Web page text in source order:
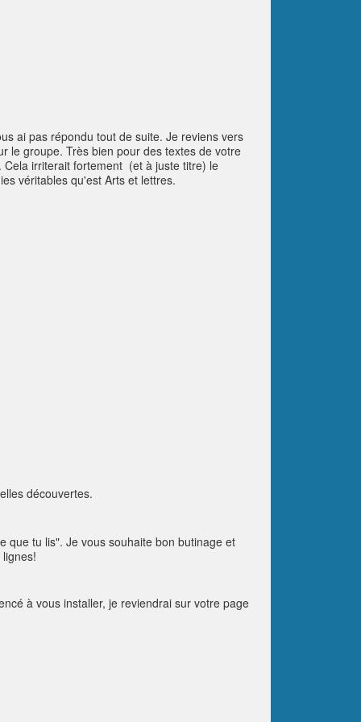
ai pas répondu tout de suite. Je reviens vers
le groupe. Très bien pour des textes de votre
irriterait fortement (et à juste titre) le
véritables qu'est Arts et lettres.
découvertes.
que tu lis". Je vous souhaite bon butinage et
à vous installer, je reviendrai sur votre page